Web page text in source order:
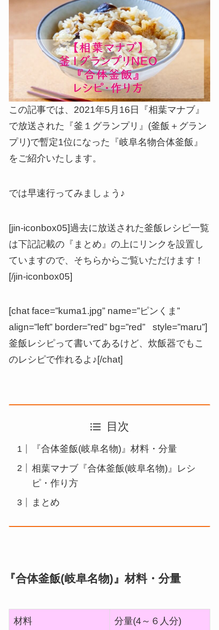
この記事では、2021年5月16日『相葉マナブ』
で放送された『釜１グランプリ』(釜飯＋グラン
プリ)で暫定1位になった『岐阜名物合体釜飯』
をご紹介いたします。
では早速行ってみましょう♪
[jin-iconbox05]過去に放送された釜飯レシピ一覧
は下記記載の『まとめ』の上にリンクを設置し
ていますので、そちらからご覧いただけます！
[/jin-iconbox05]
[chat face=”kuma1.jpg” name=”ピンくま”
align=”left” border=”red” bg=”red” style=”maru”]
釜飯レシピって書いてあるけど、炊飯器でもこ
のレシピで作れるよ♪[/chat]
目次
『合体釜飯(岐阜名物)』材料・分量
相葉マナブ『合体釜飯(岐阜名物)』レシ
ピ・作り方
まとめ
『合体釜飯(岐阜名物)』材料・分量
材料 分量(4～６人分)